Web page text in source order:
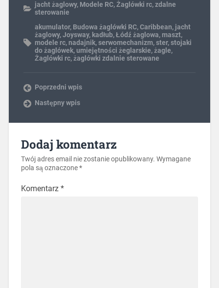
jacht żaglowy, Modele RC,Żaglówki rc,zdalne
sterowanie
akumulator, Budowa żaglówki RC,Caribbean, jacht
żaglowy,Joysway, kadłub,Łódź żaglowa, maszt,
modele rc,nadajnik,serwomechanizm,ster,stojaki
do żaglówek,umiejętności żeglarskie, żagle,
Żaglówki rc, żaglówki zdalnie sterowane
Poprzedni wpis
Następny wpis
Dodaj komentarz
Twój adres email nie zostanie opublikowany. Wymagane
pola są oznaczone*
Komentarz *